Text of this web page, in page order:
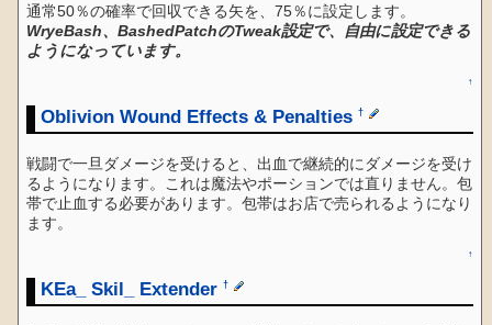
通常50％の確率で回収できる矢を、75％に設定します。
WryeBash、BashedPatchのTweak設定で、自由に設定できる
ようになっています。
↑
Oblivion Wound Effects & Penalties †
戦闘で一旦ダメージを受けると、出血で継続的にダメージを受け
るようになります。これは魔法やポーションでは直りません。包
帯で止血する必要があります。包帯はお店で売られるようになり
ます。
↑
KEa_ Skil_ Extender †